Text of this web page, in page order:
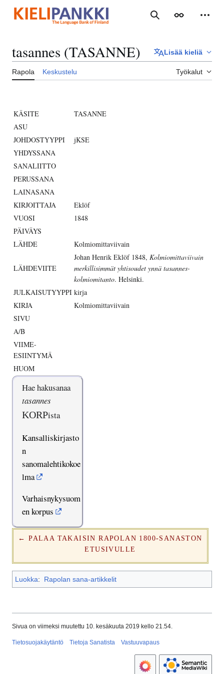
sisältöön
Haku Ulkoasu
tasannes (TASANNE) Lisää kieliä
Rapola Keskustelu Työkalut
KÄSITE
TASANNE
ASU
JOHDOSTYYPPI
jKSE
YHDYSSANA
SANALIITTO
PERUSSANA
LAINASANA
KIRJOITTAJA
Eklöf
VUOSI
1848
PÄIVÄYS
LÄHDE
Kolmiomittaviivain
LÄHDEVIITE
Johan Henrik Eklöf 1848, Kolmiomittaviivain
merkillisimmät yhtisoudet ynnä tasannes-
kolmiomitanto. Helsinki.
JULKAISUTYYPPI kirja
KIRJA
Kolmiomittaviivain
SIVU
A/B
VIIME-
ESIINTYMÄ
HUOM
Hae hakusanaa
tasannes
KORPista
Kansalliskirjasto
n
sanomalehtikokoe
lma
Varhaisnykysuom
en korpus
← PALAA TAKAISIN RAPOLAN 1800-SANASTON
ETUSIVULLE
Luokka: Rapolan sana-artikkelit
Sivua on viimeksi muutettu 10. kesäkuuta 2019 kello 21.54.
Tietosuojakäytäntö Tietoja Sanatista Vastuuvapaus